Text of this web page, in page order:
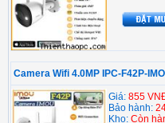
Camera Wifi 4.0MP IPC-F42P-
Giá: 855
Bảo hành:
Kho: Còn